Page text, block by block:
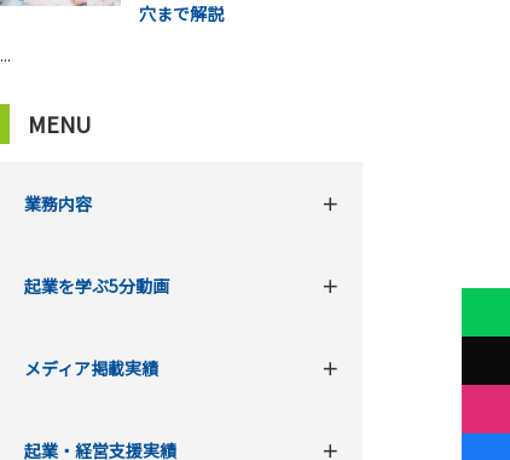
穴まで解説
...
MENU
業務内容
起業を学ぶ5分動画
メディア掲載実績
起業・経営支援実績